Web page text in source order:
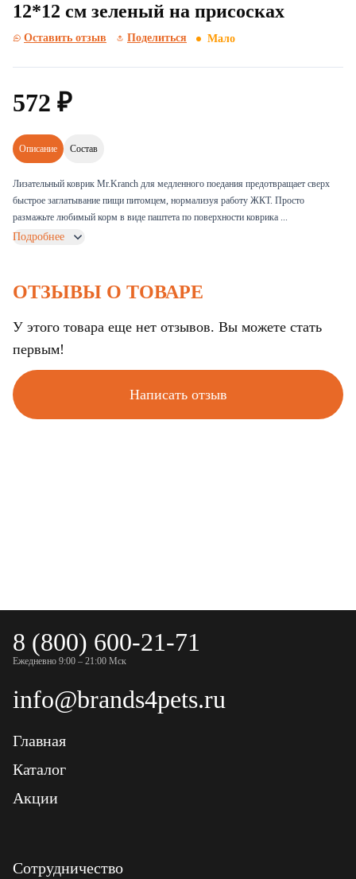
12*12 см зеленый на присосках
Оставить отзыв Поделиться Мало
572 ₽
Описание Состав
Лизательный коврик Mr.Kranch для медленного поедания предотвращает сверх
быстрое заглатывание пищи питомцем, нормализуя работу ЖКТ. Просто
размажьте любимый корм в виде паштета по поверхности коврика ...
Подробнее
ОТЗЫВЫ О ТОВАРЕ
У этого товара еще нет отзывов. Вы можете стать
первым!
Написать отзыв
8 (800) 600-21-71
Ежедневно 9:00 – 21:00 Мск
info@brands4pets.ru
Главная
Каталог
Акции
Сотрудничество